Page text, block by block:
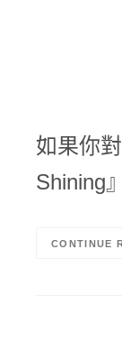
如果你
Shining
CONTINUE